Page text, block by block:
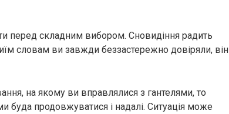
перед складним вибором. Сновидіння радить
словам ви завжди беззастережно довіряли, він
на якому ви вправлялися з гантелями, то
буда продовжуватися і надалі. Ситуація може